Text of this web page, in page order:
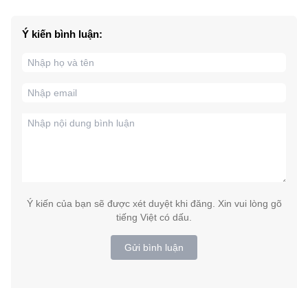
Ý kiến bình luận:
Ý kiến của bạn sẽ được xét duyệt khi đăng. Xin vui lòng gõ
tiếng Việt có dấu.
Gửi bình luận